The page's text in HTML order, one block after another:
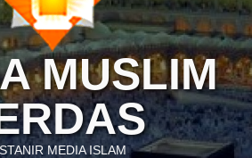
MUSLIM
MEDIA ISLAM